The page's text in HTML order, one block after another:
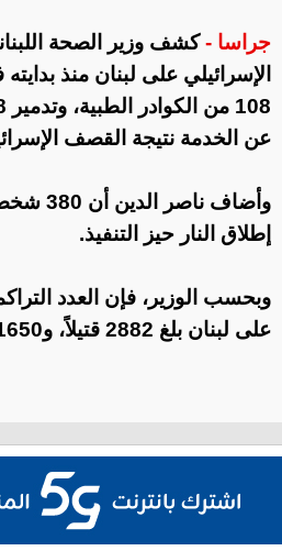
جراسا - كشف وزير الصحة
عن الخدمة نتيجة القصف
وأضاف
إطلاق النار حيز التنفيذ.
وبحسب الوزير، فإن العدد
على لبنان بلغ 2882 قتيلاً، و11650 جريحاً.